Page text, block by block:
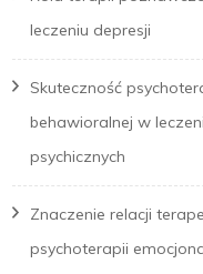
leczeniu depresji
Skuteczność
behawioralnej w
psychicznych
Znaczenie relacji
psychoterapii